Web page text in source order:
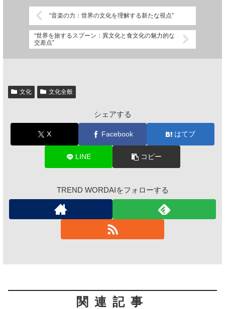
“音楽の力：世界の文化を理解する新たな視点”
“世界を旅するスプーン：異文化と食文化の魅力的な
交差点”
文化 文化全般
シェアする
X Facebook はてブ
LINE コピー
TREND WORDAIをフォローする
関連記事